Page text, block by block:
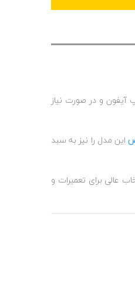
و در صورت نیاز
این مدل را نیز به سبد
عالی برای تعمیرات و